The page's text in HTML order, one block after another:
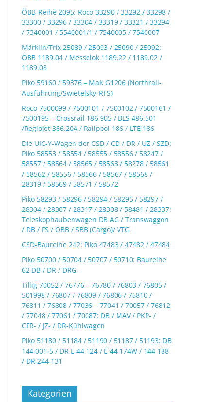
ÖBB-Reihe 2095: Roco 33290 / 33292 / 33298 /
33300 / 33296 / 33304 / 33319 / 33321 / 33294
/ 7340001 / 5540001/1 / 7540005 / 7540007
Märklin/Trix 25089 / 25093 / 25090 / 25092:
ÖBB 1189.04 / Messelok 1189.22 / 1189.02 /
1189.08
Piko 59160 / 59376 – MaK G1206 (Northrail-
Ausführung/Swietelsky-RTS)
Roco 7500099 / 7500101 / 7500102 / 7500161 /
7500195 – Crossrail 186 905 / BLS 486.501
/Regiojet 386.204 / Railpool 186 / LTE 186
Die UIC-Y-Wagen der CSD / CD / DR / UZ / SZD:
Piko 58553 / 58554 / 58555 / 58556 / 58247 /
58557 / 58564 / 58565 / 58563 / 58278 / 58561
/ 58562 / 58556 / 58566 / 58567 / 58568 /
28319 / 58569 / 58571 / 58572
Piko 58293 / 58296 / 58294 / 58295 / 58297 /
28304 / 28307 / 28317 / 28308 / 58481 / 28337:
Teleskophaubenwagen DB AG / Transwaggon
/ DB / FS / ÖBB / SBB (Cargo)/ VTG
CSD-Baureihe 242: Piko 47483 / 47482 / 47484
Piko 50700 / 50704 / 50707 / 50710: Baureihe
62 DB / DR / DRG
Tillig 70052 / 76776 – 76780 / 76803 / 76805 /
501998 / 76807 / 76809 / 76806 / 76810 /
76811 / 76808 / 77036 – 77041 / 70057 / 76812
/ 77048 / 77061 / 70087: DB / MAV / PKP- /
CFR- / JZ- / DR-Kühlwagen
Piko 51180 / 51184 / 51190 / 51187 / 51193: DB
144 001-5 / DR E 44 124 / E 44 174W / 144 188
/ DR 244 131
Kategorien